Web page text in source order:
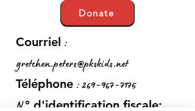
Donate
Courriel :
gretchen.peters@pkskids.net
Téléphone :269-967-7175
N° d'identification fiscale: